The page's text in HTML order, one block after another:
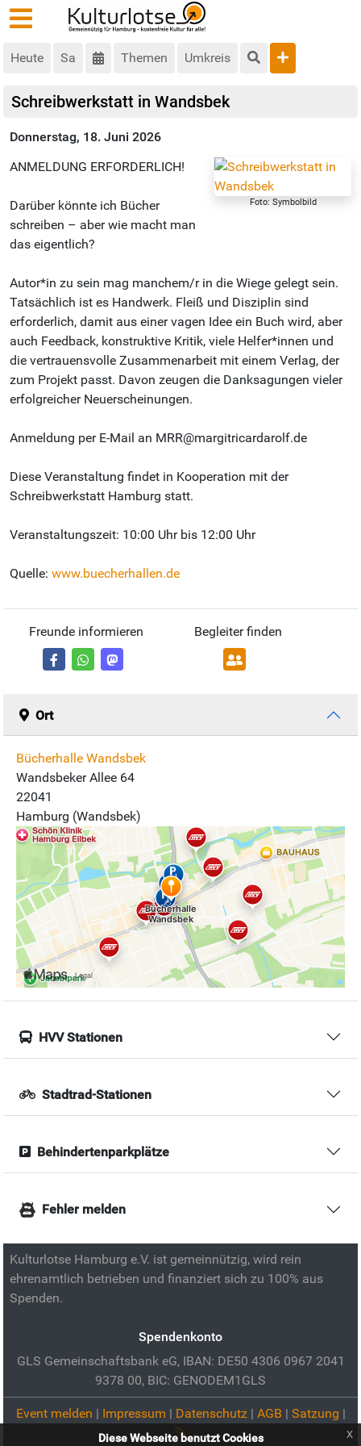
Heute Sa Themen Umkreis
Schreibwerkstatt in Wandsbek
Donnerstag, 18. Juni 2026
Foto: Symbolbild
ANMELDUNG ERFORDERLICH!
Darüber könnte ich Bücher
schreiben – aber wie macht man
das eigentlich?
Autor*in zu sein mag manchem/r in die Wiege gelegt sein.
Tatsächlich ist es Handwerk. Fleiß und Disziplin sind
erforderlich, damit aus einer vagen Idee ein Buch wird, aber
auch Feedback, konstruktive Kritik, viele Helfer*innen und
die vertrauensvolle Zusammenarbeit mit einem Verlag, der
zum Projekt passt. Davon zeugen die Danksagungen vieler
erfolgreicher Neuerscheinungen.
Anmeldung per E-Mail an MRR@margitricardarolf.de
Diese Veranstaltung findet in Kooperation mit der
Schreibwerkstatt Hamburg statt.
Veranstaltungszeit: 10:00 Uhr bis 12:00 Uhr
Quelle: www.buecherhallen.de
Freunde informieren Begleiter finden
Ort
Bücherhalle Wandsbek
Wandsbeker Allee 64
22041
Hamburg (Wandsbek)
HVV Stationen
Stadtrad-Stationen
Behindertenparkplätze
Fehler melden
Kulturlotse Hamburg e.V. ist gemeinnützig, wird rein
ehrenamtlich betrieben und finanziert sich zu 100% aus
Spenden.
Spendenkonto
GLS Gemeinschaftsbank eG, IBAN: DE50 4306 0967 2041
9378 00, BIC: GENODEM1GLS
Event melden | Impressum | Datenschutz| AGB | Satzung |
Diese Webseite benutzt Cookies x